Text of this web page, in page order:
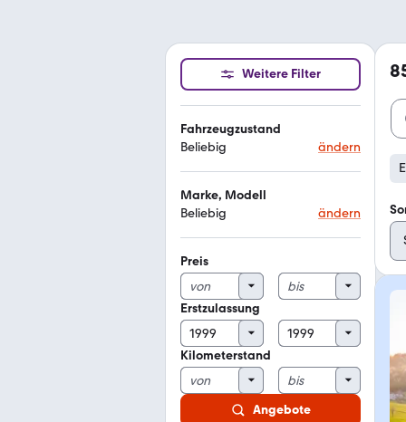
Weitere Filter
Fahrzeugzustand
Beliebig
ändern
Marke, Modell
Beliebig
ändern
Preis
Erstzulassung
Kilometerstand
Angebote